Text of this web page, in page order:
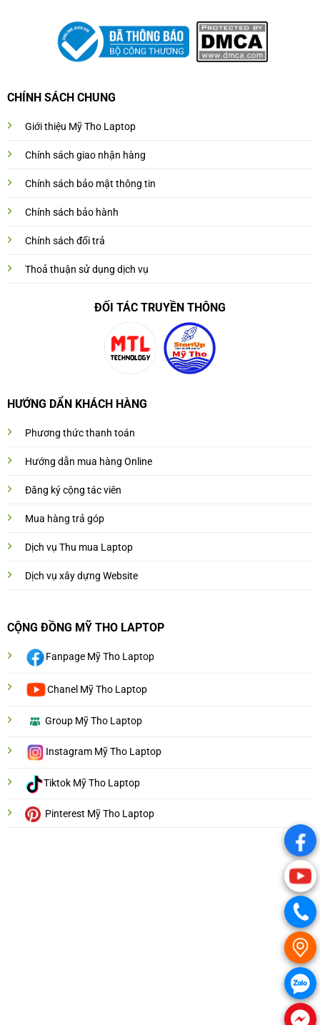
CHÍNH SÁCH CHUNG
Giới thiệu Mỹ Tho Laptop
Chính sách giao nhận hàng
Chính sách bảo mật thông tin
Chính sách bảo hành
Chính sách đổi trả
Thoả thuận sử dụng dịch vụ
ĐỐI TÁC TRUYỀN THÔNG
HƯỚNG DẨN KHÁCH HÀNG
Phương thức thanh toán
Hướng dẫn mua hàng Online
Đăng ký cộng tác viên
Mua hàng trả góp
Dịch vụ Thu mua Laptop
Dịch vụ xây dựng Website
CỘNG ĐỒNG MỸ THO LAPTOP
Fanpage Mỹ Tho Laptop
Chanel Mỹ Tho Laptop
Group Mỹ Tho Laptop
Instagram Mỹ Tho Laptop
Tiktok Mỹ Tho Laptop
Pinterest Mỹ Tho Laptop
.
.
.
.
.
.